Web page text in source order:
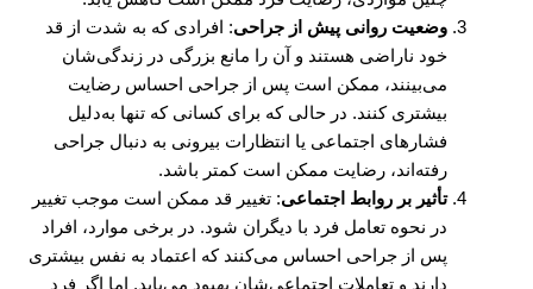
وضعیت روانی پیش از جراحی: افرادی که به شدت از قد
خود ناراضی هستند و آن را مانع بزرگی در زندگی‌شان
می‌بینند، ممکن است پس از جراحی احساس رضایت
بیشتری کنند. در حالی که برای کسانی که تنها به‌دلیل
فشارهای اجتماعی یا انتظارات بیرونی به دنبال جراحی
رفته‌اند، رضایت ممکن است کمتر باشد.
تأثیر بر روابط اجتماعی: تغییر قد ممکن است موجب تغییر
در نحوه تعامل فرد با دیگران شود. در برخی موارد، افراد
پس از جراحی احساس می‌کنند که اعتماد به نفس بیشتری
دارند و تعاملات اجتماعی‌شان بهبود می‌یابد. اما اگر فرد